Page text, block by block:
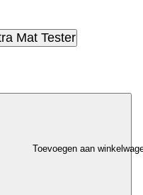
Mat Tester
Toevoegen aan